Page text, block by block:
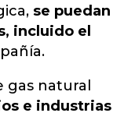
se puedan
incluido el
gas natural
e industrias